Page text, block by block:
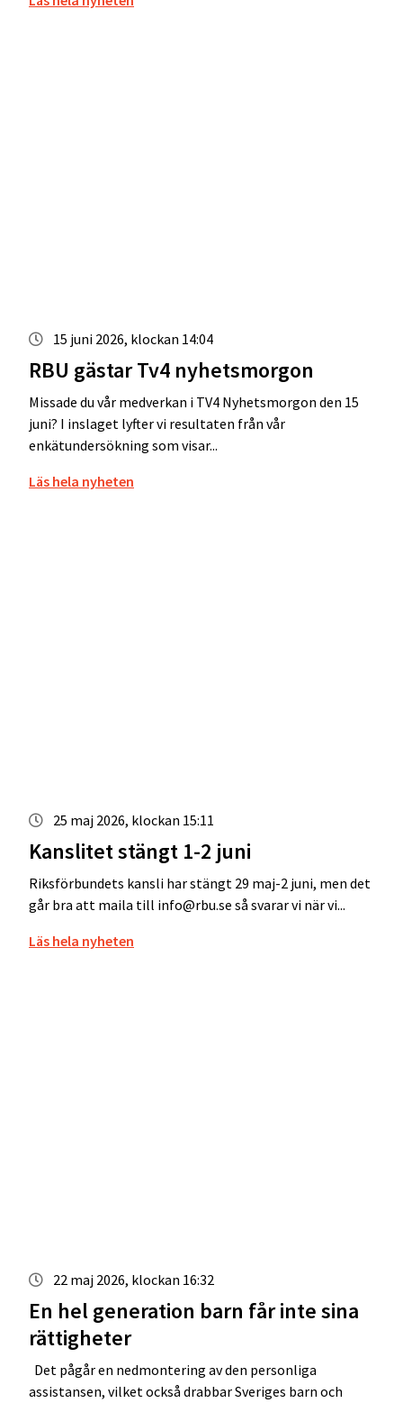
15 juni 2026, klockan 14:04
RBU gästar Tv4 nyhetsmorgon
Missade du vår medverkan i TV4 Nyhetsmorgon den 15
juni? I inslaget lyfter vi resultaten från vår
enkätundersökning som visar...
Läs hela nyheten
25 maj 2026, klockan 15:11
Kanslitet stängt 1-2 juni
Riksförbundets kansli har stängt 29 maj-2 juni, men det
går bra att maila till info@rbu.se så svarar vi när vi...
Läs hela nyheten
22 maj 2026, klockan 16:32
En hel generation barn får inte sina
rättigheter
Det pågår en nedmontering av den personliga
assistansen, vilket också drabbar Sveriges barn och